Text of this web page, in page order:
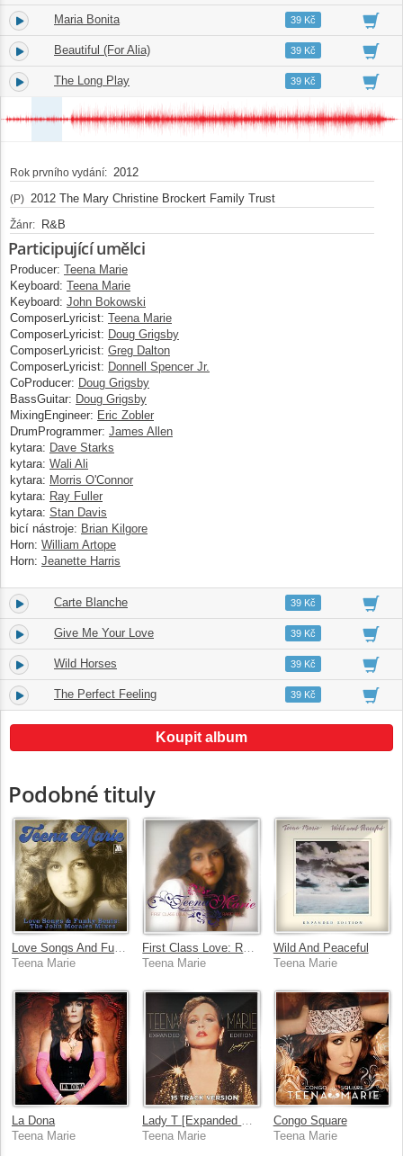
6. Maria Bonita 05:1539 Kč
7. Beautiful (For Alia) 05:4439 Kč
8. The Long Play 06:3039 Kč
Rok prvního vydání: 2012
(P) 2012 The Mary Christine Brockert Family Trust
Žánr: R&B
Participující umělci
Producer: Teena Marie
Keyboard: Teena Marie
Keyboard: John Bokowski
ComposerLyricist: Teena Marie
ComposerLyricist: Doug Grigsby
ComposerLyricist: Greg Dalton
ComposerLyricist: Donnell Spencer Jr.
CoProducer: Doug Grigsby
BassGuitar: Doug Grigsby
MixingEngineer: Eric Zobler
DrumProgrammer: James Allen
kytara: Dave Starks
kytara: Wali Ali
kytara: Morris O'Connor
kytara: Ray Fuller
kytara: Stan Davis
bicí nástroje: Brian Kilgore
Horn: William Artope
Horn: Jeanette Harris
9. Carte Blanche 05:1839 Kč
10. Give Me Your Love 04:5639 Kč
11. Wild Horses 05:1739 Kč
12. The Perfect Feeling 05:4739 Kč
Koupit album
Podobné tituly
Teena Marie
Teena Marie
Wild And Peaceful
Teena Marie
La Dona
Teena Marie
Lady T [Expanded Edition]
Teena Marie
Congo Square
Teena Marie